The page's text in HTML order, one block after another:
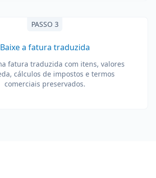
PASSO 3
Baixe a fatura traduzida
fatura traduzida com itens, valores
cálculos de impostos e termos
comerciais preservados.